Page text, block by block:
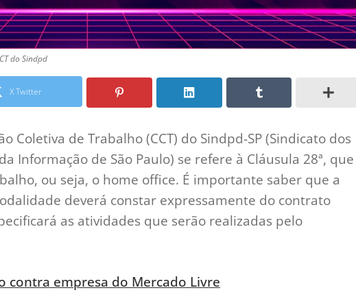
do Sindpd
X Twitter
Coletiva de Trabalho (CCT) do Sindpd-SP (Sindicato dos
Informação de São Paulo) se refere à Cláusula 28ª, que
ou seja, o home office. É importante saber que a
deverá constar expressamente do contrato
as atividades que serão realizadas pelo
contra empresa do Mercado Livre